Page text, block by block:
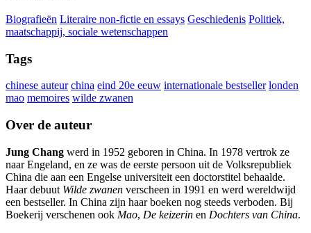
Biografieën Literaire non-fictie en essays Geschiedenis Politiek,
maatschappij, sociale wetenschappen
Tags
chinese auteur china eind 20e eeuw internationale bestseller londen
mao memoires wilde zwanen
Over de auteur
Jung Chang werd in 1952 geboren in China. In 1978 vertrok ze
naar Engeland, en ze was de eerste persoon uit de Volksrepubliek
China die aan een Engelse universiteit een doctorstitel behaalde.
Haar debuut Wilde zwanen verscheen in 1991 en werd wereldwijd
een bestseller. In China zijn haar boeken nog steeds verboden. Bij
Boekerij verschenen ook Mao, De keizerin en Dochters van China.